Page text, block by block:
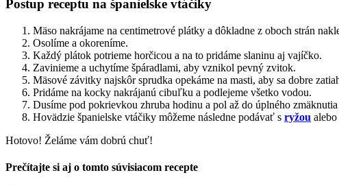
Postup receptu na španielske vtáčiky
Mäso nakrájame na centimetrové plátky a dôkladne z oboch strán
Osolíme a okoreníme.
Každý plátok potrieme horčicou a na to pridáme slaninu aj vajíčko.
Zavinieme a uchytíme špáradlami, aby vznikol pevný zvitok.
Mäsové závitky najskôr sprudka opekáme na masti, aby sa dobre
Pridáme na kocky nakrájanú cibuľku a podlejeme všetko vodou.
Dusíme pod pokrievkou zhruba hodinu a pol až do úplného zmäknutia
Hovädzie španielske vtáčiky môžeme následne podávať s ryžou alebo
Hotovo! Želáme vám dobrú chuť!
Prečítajte si aj o tomto súvisiacom recepte